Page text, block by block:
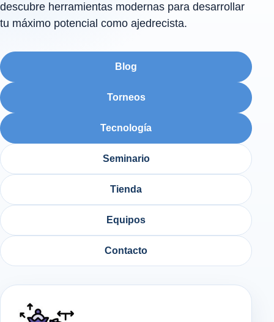
descubre herramientas modernas para desarrollar
tu máximo potencial como ajedrecista.
Blog
Torneos
Tecnología
Seminario
Tienda
Equipos
Contacto